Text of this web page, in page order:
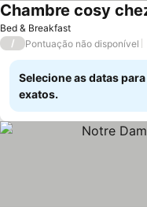
Bed & Breakfast
Chambre cosy
/ Pontuação não disponível
Selecione as datas
exatos.